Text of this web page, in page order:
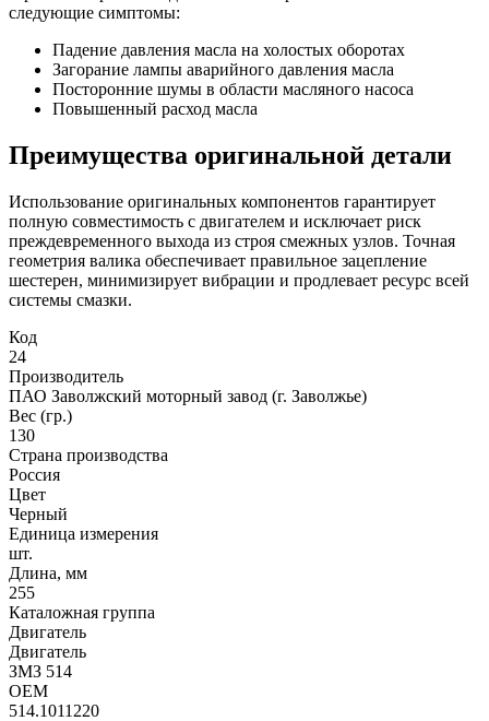
следующие симптомы:
Падение давления масла на холостых оборотах
Загорание лампы аварийного давления масла
Посторонние шумы в области масляного насоса
Повышенный расход масла
Преимущества оригинальной детали
Использование оригинальных компонентов гарантирует
полную совместимость с двигателем и исключает риск
преждевременного выхода из строя смежных узлов. Точная
геометрия валика обеспечивает правильное зацепление
шестерен, минимизирует вибрации и продлевает ресурс всей
системы смазки.
Код
24
Производитель
ПАО Заволжский моторный завод (г. Заволжье)
Вес (гр.)
130
Страна производства
Россия
Цвет
Черный
Единица измерения
шт.
Длина, мм
255
Каталожная группа
Двигатель
Двигатель
ЗМЗ 514
OEM
514.1011220